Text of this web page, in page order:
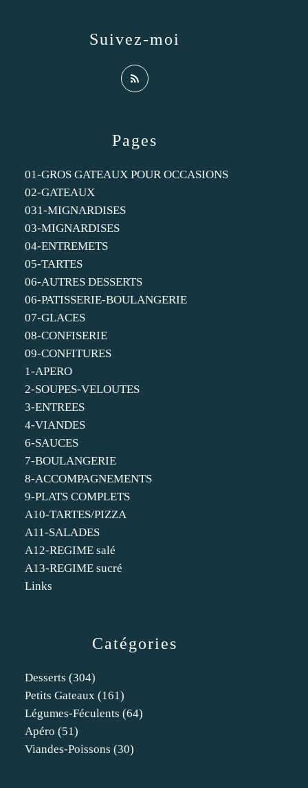
Catégories
Desserts (304)
Petits Gateaux (161)
Légumes-Féculents (64)
Apéro (51)
Viandes-Poissons (30)
Pages
01-GROS GATEAUX POUR OCCASIONS
02-GATEAUX
031-MIGNARDISES
03-MIGNARDISES
04-ENTREMETS
05-TARTES
06-AUTRES DESSERTS
06-PATISSERIE-BOULANGERIE
07-GLACES
08-CONFISERIE
09-CONFITURES
1-APERO
2-SOUPES-VELOUTES
3-ENTREES
4-VIANDES
6-SAUCES
7-BOULANGERIE
8-ACCOMPAGNEMENTS
9-PLATS COMPLETS
A10-TARTES/PIZZA
A11-SALADES
A12-REGIME salé
A13-REGIME sucré
Links
Suivez-moi